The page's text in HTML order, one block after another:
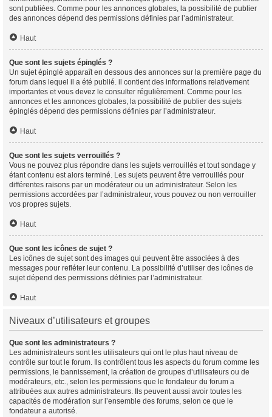
sont publiées. Comme pour les annonces globales, la possibilité de publier
des annonces dépend des permissions définies par l’administrateur.
Haut
Que sont les sujets épinglés ?
Un sujet épinglé apparaît en dessous des annonces sur la première page du
forum dans lequel il a été publié. il contient des informations relativement
importantes et vous devez le consulter régulièrement. Comme pour les
annonces et les annonces globales, la possibilité de publier des sujets
épinglés dépend des permissions définies par l’administrateur.
Haut
Que sont les sujets verrouillés ?
Vous ne pouvez plus répondre dans les sujets verrouillés et tout sondage y
étant contenu est alors terminé. Les sujets peuvent être verrouillés pour
différentes raisons par un modérateur ou un administrateur. Selon les
permissions accordées par l’administrateur, vous pouvez ou non verrouiller
vos propres sujets.
Haut
Que sont les icônes de sujet ?
Les icônes de sujet sont des images qui peuvent être associées à des
messages pour refléter leur contenu. La possibilité d’utiliser des icônes de
sujet dépend des permissions définies par l’administrateur.
Haut
Niveaux d’utilisateurs et groupes
Que sont les administrateurs ?
Les administrateurs sont les utilisateurs qui ont le plus haut niveau de
contrôle sur tout le forum. Ils contrôlent tous les aspects du forum comme les
permissions, le bannissement, la création de groupes d’utilisateurs ou de
modérateurs, etc., selon les permissions que le fondateur du forum a
attribuées aux autres administrateurs. Ils peuvent aussi avoir toutes les
capacités de modération sur l’ensemble des forums, selon ce que le
fondateur a autorisé.